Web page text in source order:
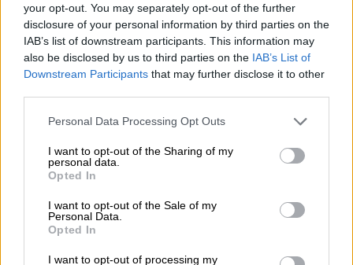
your opt-out. You may separately opt-out of the further
disclosure of your personal information by third parties on the
IAB’s list of downstream participants. This information may
also be disclosed by us to third parties on the IAB’s List of
Downstream Participants that may further disclose it to other
Personal Data Processing Opt Outs
I want to opt-out of the Sharing of my
personal data.
Opted In
I want to opt-out of the Sale of my
Personal Data.
Opted In
I want to opt-out of processing my
Libri da colorare per bambini – CANI